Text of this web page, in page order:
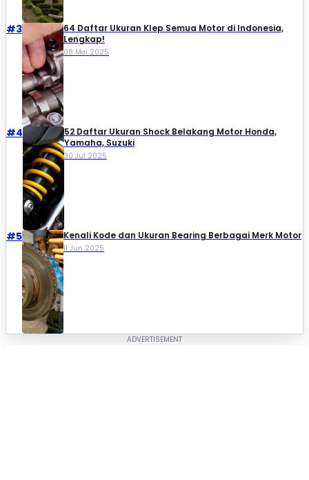
#3
64 Daftar Ukuran Klep Semua Motor di Indonesia,
Lengkap!
08 Mei 2025
#4
52 Daftar Ukuran Shock Belakang Motor Honda,
Yamaha, Suzuki​
30 Jul 2025
#5 Kenali Kode dan Ukuran Bearing Berbagai Merk Motor
11 Jun 2025